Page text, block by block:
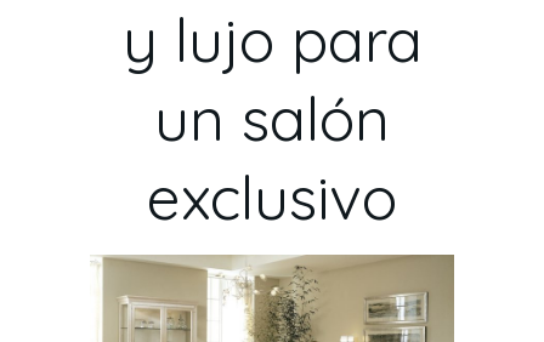
y lujo para
un salón
exclusivo